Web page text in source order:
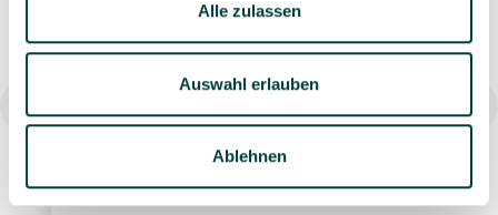
Alle zulassen
Auswahl erlauben
Ablehnen
ID Fine Modest Navy Untertasse, 16 cm, 12 Stück